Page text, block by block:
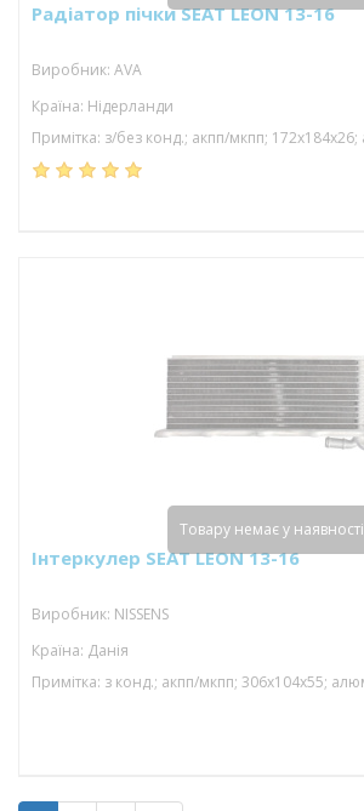
Радіатор пічки SEAT LEON 13-16
Виробник: AVA
Країна: Нідерланди
Інтеркулер SEAT LEON 13-16
Виробник: NISSENS
Країна: Данія
Товару немає у наявності